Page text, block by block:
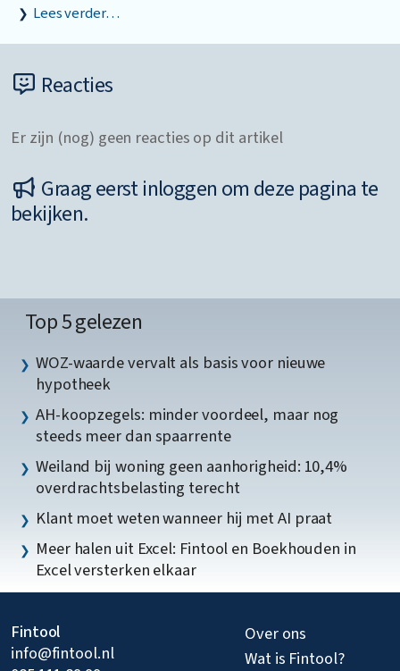
Lees verder…
Reacties
Er zijn (nog) geen reacties op dit artikel
Graag eerst inloggen om deze pagina te
bekijken.
Top 5 gelezen
WOZ-waarde vervalt als basis voor nieuwe
hypotheek
AH-koopzegels: minder voordeel, maar nog
steeds meer dan spaarrente
Weiland bij woning geen aanhorigheid: 10,4%
overdrachtsbelasting terecht
Klant moet weten wanneer hij met AI praat
Meer halen uit Excel: Fintool en Boekhouden in
Excel versterken elkaar
Fintool
info@fintool.nl
Over ons
Wat is Fintool?